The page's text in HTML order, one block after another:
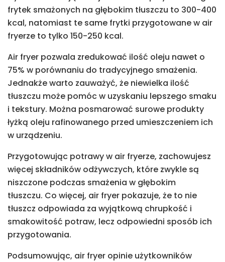
frytek smażonych na głębokim tłuszczu to 300-400
kcal, natomiast te same frytki przygotowane w air
fryerze to tylko 150-250 kcal.
Air fryer pozwala zredukować ilość oleju nawet o
75% w porównaniu do tradycyjnego smażenia.
Jednakże warto zauważyć, że niewielka ilość
tłuszczu może pomóc w uzyskaniu lepszego smaku
i tekstury. Można posmarować surowe produkty
łyżką oleju rafinowanego przed umieszczeniem ich
w urządzeniu.
Przygotowując potrawy w air fryerze, zachowujesz
więcej składników odżywczych, które zwykle są
niszczone podczas smażenia w głębokim
tłuszczu. Co więcej, air fryer pokazuje, że to nie
tłuszcz odpowiada za wyjątkową chrupkość i
smakowitość potraw, lecz odpowiedni sposób ich
przygotowania.
Podsumowując, air fryer opinie użytkowników